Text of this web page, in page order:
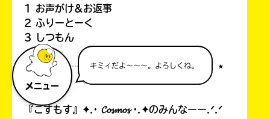
メニュー
キミィだよ～～～。よろしくね。
1 お声がけ&お返事
2 ふりーとーく
3 しつもん
◌ ┈┈┈┈ ⋆ ┈┈┈┈ ✧ ┈┈┈┈ ⋆
┈┈┈┈ ◌
『こすもす』✦.· 𝓒𝓸𝓼𝓶𝓸𝓼 ·.✦のみんなーー.ᐟ.ᐟ